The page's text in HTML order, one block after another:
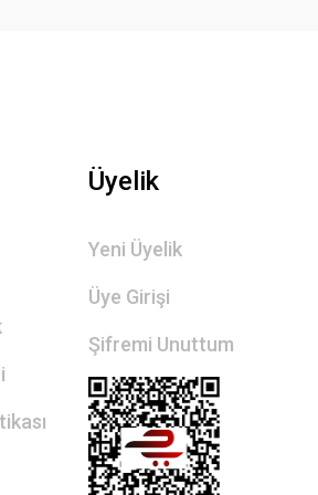
Üyelik
Yeni Üyelik
Üye Girişi
Şifremi Unuttum